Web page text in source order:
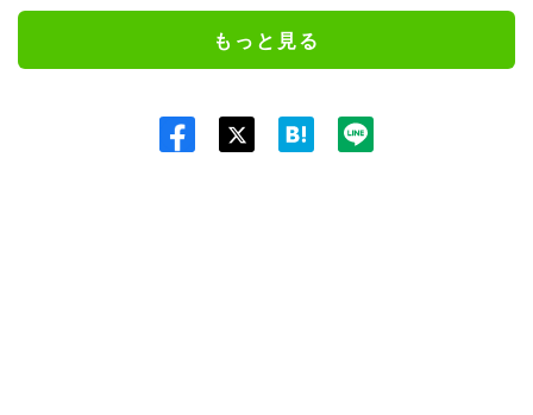
もっと見る